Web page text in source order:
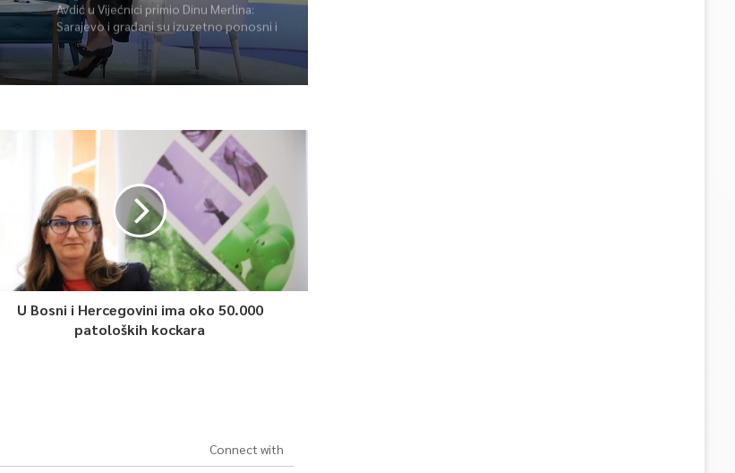
Avdić u Vijećnici primio Dinu Merlina:
Sarajevo i građani su izuzetno ponosni i
zahvalni
U Bosni i Hercegovini ima oko 50.000
patoloških kockara
Connect with